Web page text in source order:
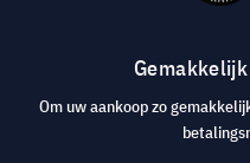
Om uw aankoop zo